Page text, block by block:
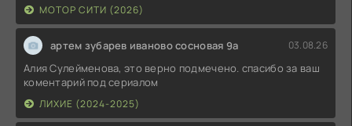
МОТОР СИТИ (2026)
артем зубарев иваново сосновая 9а 03.08.26
Алия Сулейменова, это верно подмечено. спасибо за ваш
коментарий под сериалом
ЛИХИЕ (2024-2025)